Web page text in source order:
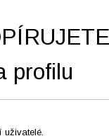
profilu
uživatelé.